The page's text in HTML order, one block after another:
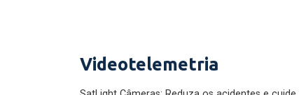
Videotelemetria
SatLight Câmeras: Reduza os acidentes e